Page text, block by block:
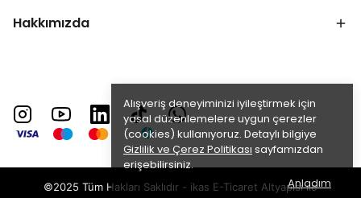
Alışveriş deneyiminizi iyileştirmek için
yasal düzenlemelere uygun çerezler
(cookies) kullanıyoruz. Detaylı bilgiye
Gizlilik ve Çerez Politikası sayfamızdan
erişebilirsiniz.
Anladım
Hakkımızda
©2025 Tüm Hakları Saklıdır - ikas E-Ticaret Altyapısı ile